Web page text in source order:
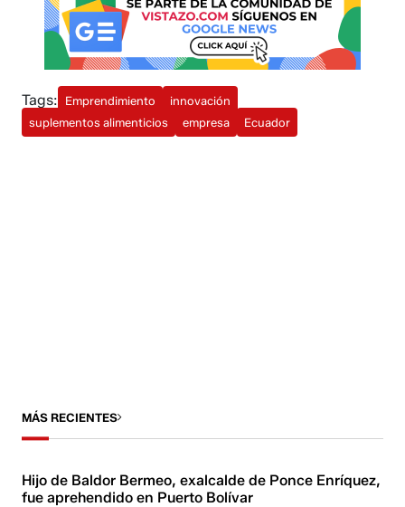
Tags: Emprendimiento
innovación
suplementos alimenticios
empresa Ecuador
MÁS RECIENTES
Hijo de Baldor Bermeo, exalcalde de Ponce Enríquez,
fue aprehendido en Puerto Bolívar